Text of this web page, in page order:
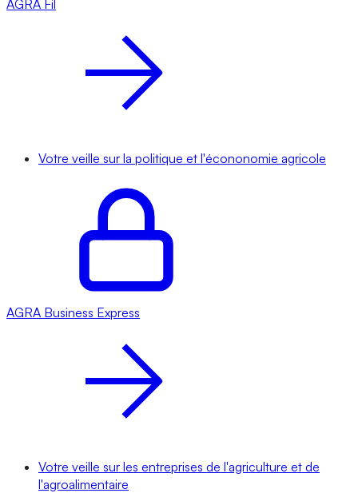
AGRA Fil
Votre veille sur la politique et l'écononomie agricole
AGRA Business Express
Votre veille sur les entreprises de l'agriculture et de
l'agroalimentaire